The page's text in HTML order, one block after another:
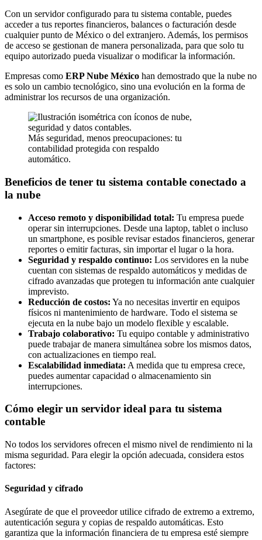
Con un servidor configurado para tu sistema contable, puedes
acceder a tus reportes financieros, balances o facturación desde
cualquier punto de México o del extranjero. Además, los permisos
de acceso se gestionan de manera personalizada, para que solo tu
equipo autorizado pueda visualizar o modificar la información.
Empresas como ERP Nube México han demostrado que la nube no
es solo un cambio tecnológico, sino una evolución en la forma de
administrar los recursos de una organización.
Más seguridad, menos preocupaciones: tu
contabilidad protegida con respaldo
automático.
Beneficios de tener tu sistema contable conectado a
la nube
Acceso remoto y disponibilidad total: Tu empresa puede
operar sin interrupciones. Desde una laptop, tablet o incluso
un smartphone, es posible revisar estados financieros, generar
reportes o emitir facturas, sin importar el lugar o la hora.
Seguridad y respaldo continuo: Los servidores en la nube
cuentan con sistemas de respaldo automáticos y medidas de
cifrado avanzadas que protegen tu información ante cualquier
imprevisto.
Reducción de costos: Ya no necesitas invertir en equipos
físicos ni mantenimiento de hardware. Todo el sistema se
ejecuta en la nube bajo un modelo flexible y escalable.
Trabajo colaborativo: Tu equipo contable y administrativo
puede trabajar de manera simultánea sobre los mismos datos,
con actualizaciones en tiempo real.
Escalabilidad inmediata: A medida que tu empresa crece,
puedes aumentar capacidad o almacenamiento sin
interrupciones.
Cómo elegir un servidor ideal para tu sistema
contable
No todos los servidores ofrecen el mismo nivel de rendimiento ni la
misma seguridad. Para elegir la opción adecuada, considera estos
factores:
Seguridad y cifrado
Asegúrate de que el proveedor utilice cifrado de extremo a extremo,
autenticación segura y copias de respaldo automáticas. Esto
garantiza que la información financiera de tu empresa esté siempre